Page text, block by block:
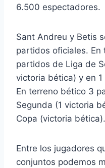
6.500 espectadores.
Sant Andreu y Betis
partidos oficiales. En
partidos de Liga de
victoria bética) y en
En terreno bético 3
Segunda (1 victoria
Copa (victoria
Entre los jugadores
conjuntos podemos